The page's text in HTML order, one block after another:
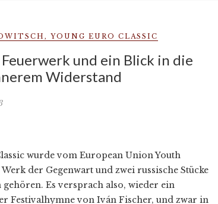
, YOUNG EURO CLASSIC
und ein Blick in die
Widerstand
wurde vom European Union Youth
der Gegenwart und zwei russische Stücke
Es versprach also, wieder ein
Festivalhymne von Iván Fischer, und zwar in